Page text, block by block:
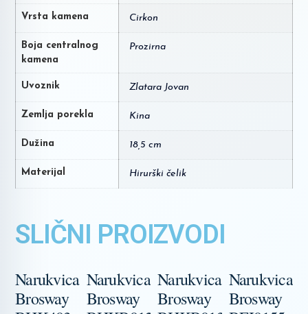
Vrsta kamena Cirkon
Boja centralnog
kamena
Prozirna
Uvoznik Zlatara Jovan
Zemlja porekla Kina
Dužina 18,5 cm
Materijal Hirurški čelik
SLIČNI PROIZVODI
Narukvica
Brosway
Narukvica
Brosway
Narukvica
Brosway
Narukvica
Brosway